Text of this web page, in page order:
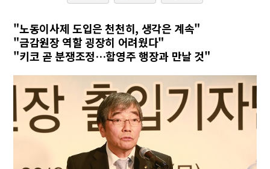
"노동이사제 도입은 천천히, 생각은 계속"
"금감원장 역할 굉장히 어려웠다"
"키코 곧 분쟁조정…함영주 행장과 만날 것"